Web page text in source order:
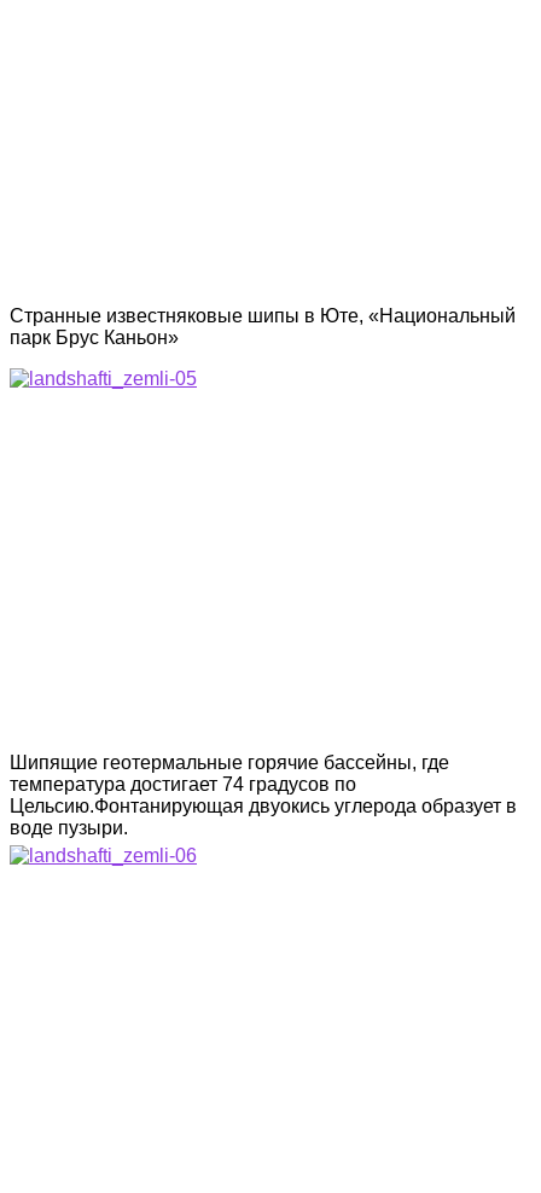
Странные известняковые шипы в Юте, «Национальный
парк Брус Каньон»
Шипящие геотермальные горячие бассейны, где
температура достигает 74 градусов по
Цельсию.Фонтанирующая двуокись углерода образует в
воде пузыри.